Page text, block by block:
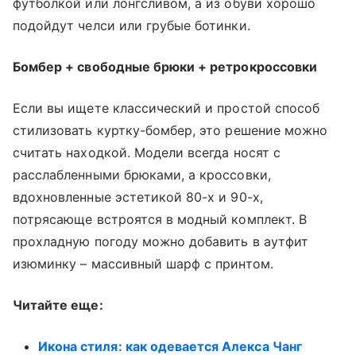
подойдут челси или грубые ботинки.
Бомбер + свободные брюки + ретрокроссовки
Если вы ищете классический и простой способ
стилизовать куртку-бомбер, это решение можно
считать находкой. Модели всегда носят с
расслабленными брюками, а кроссовки,
вдохновленные эстетикой 80-х и 90-х,
потрясающе встроятся в модный комплект. В
прохладную погоду можно добавить в аутфит
изюминку – массивный шарф с принтом.
Читайте еще:
Икона стиля: как одевается Алекса Чанг